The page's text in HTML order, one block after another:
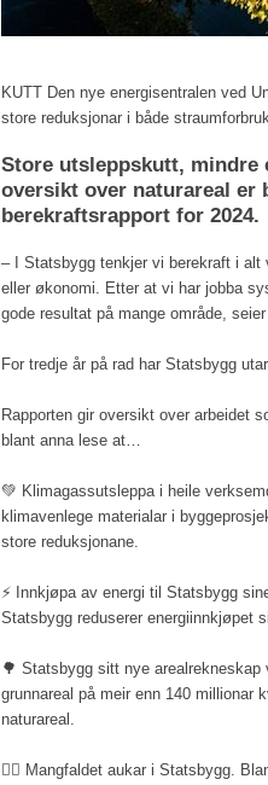
KUTT Den nye energisentralen ved
store reduksjonar i både
Store utsleppskutt,
oversikt over naturareal er
berekraftsrapport for 2024.
– I Statsbygg tenkjer vi berekraft i
eller økonomi. Etter at vi har jobba
gode resultat på mange område,
For tredje år på rad har Statsbygg
Rapporten gir oversikt over arbeidet
blant anna lese at…
💚 Klimagassutsleppa i heile
klimavenlege materialar i
store reduksjonane.
⚡ Innkjøpa av energi til Statsbygg
Statsbygg reduserer energiinnkjøpet
🌳 Statsbygg sitt nye
grunnareal på meir enn 140 millionar
naturareal.
👷‍♀️ Mangfaldet aukar i Statsbygg.